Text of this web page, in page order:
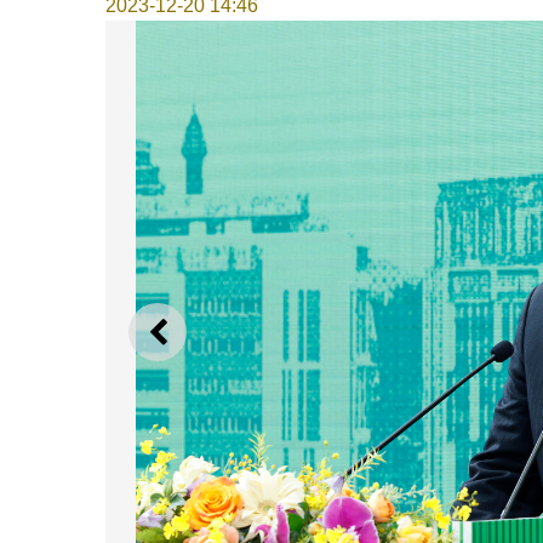
2023-12-20 14:46
上一则